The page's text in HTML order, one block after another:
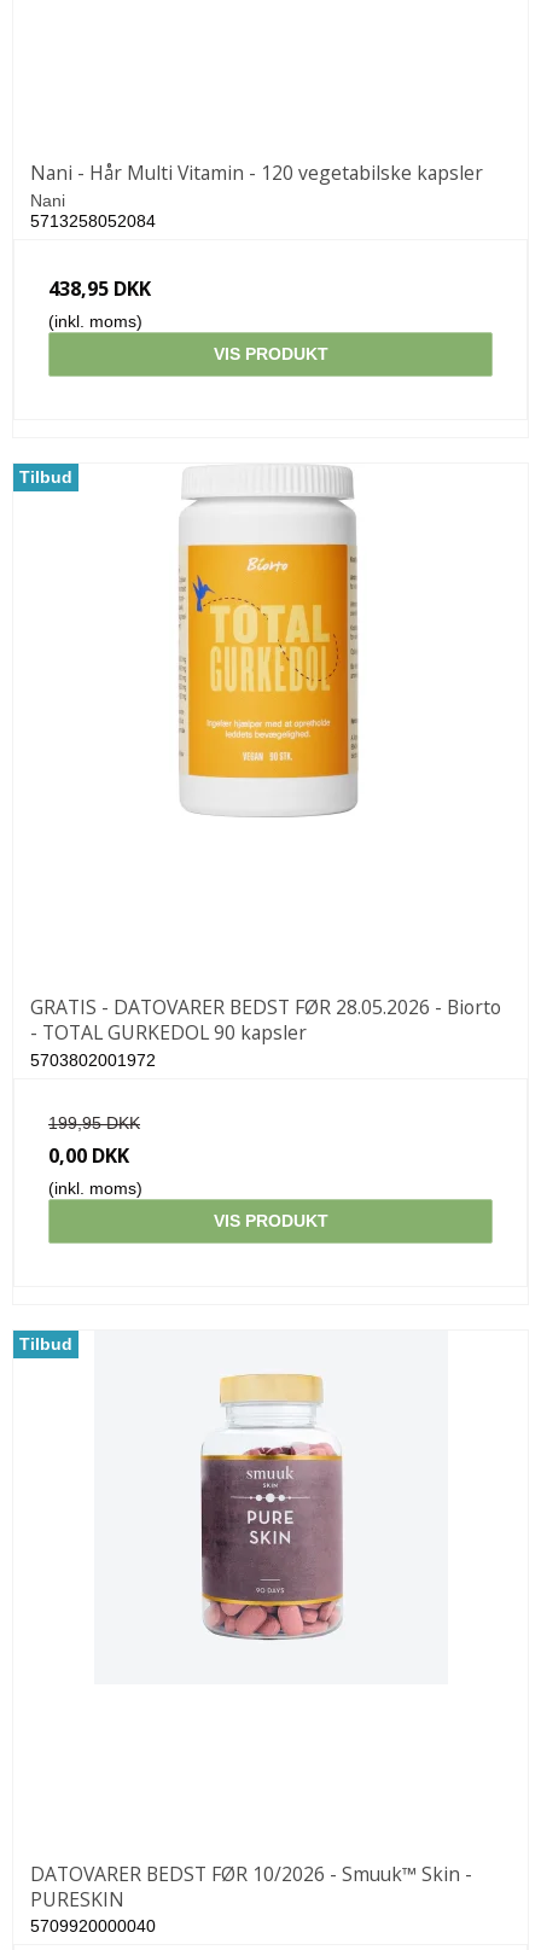
Nani - Hår Multi Vitamin - 120 vegetabilske kapsler
Nani
5713258052084
438,95 DKK
(inkl. moms)
VIS PRODUKT
Tilbud
GRATIS - DATOVARER BEDST FØR 28.05.2026 - Biorto
- TOTAL GURKEDOL 90 kapsler
5703802001972
199,95 DKK
0,00 DKK
(inkl. moms)
VIS PRODUKT
Tilbud
DATOVARER BEDST FØR 10/2026 - Smuuk™ Skin -
PURESKIN
5709920000040